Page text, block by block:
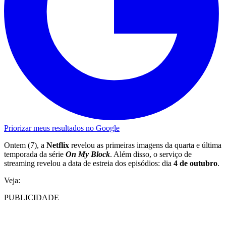
Priorizar meus resultados no Google
Ontem (7), a Netflix revelou as primeiras imagens da quarta e última
temporada da série On My Block. Além disso, o serviço de
streaming revelou a data de estreia dos episódios: dia 4 de outubro.
Veja:
PUBLICIDADE